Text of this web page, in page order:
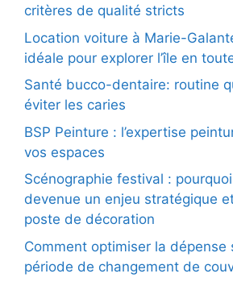
critères de qualité stricts
Location voiture à Marie-
idéale pour explorer l’île en
Santé bucco-dentaire: routine
éviter les caries
BSP Peinture : l’expertise
vos espaces
Scénographie festival :
devenue un enjeu stratégique
poste de décoration
Comment optimiser la dépense
période de changement de